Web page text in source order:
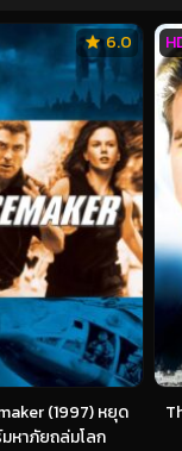
(1997) หยุด
หาภัยถล่มโลก
6.0